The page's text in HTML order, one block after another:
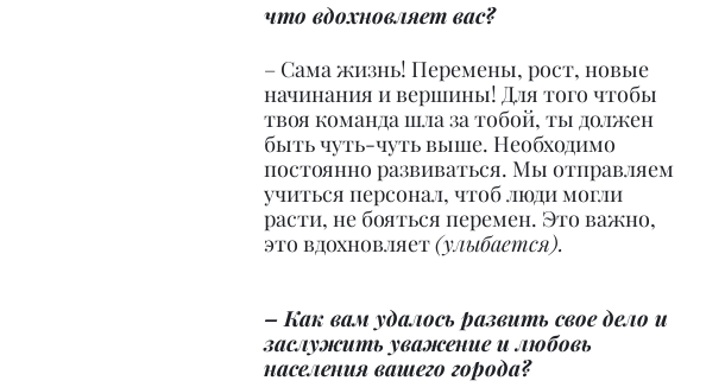
что вдохновляет вас?
– Сама жизнь! Перемены, рост, новые
начинания и вершины! Для того чтобы
твоя команда шла за тобой, ты должен
быть чуть-чуть выше. Необходимо
постоянно развиваться. Мы отправляем
учиться персонал, чтоб люди могли
расти, не бояться перемен. Это важно,
это вдохновляет (улыбается).
– Как вам удалось развить свое дело и
заслужить уважение и любовь
населения вашего города?